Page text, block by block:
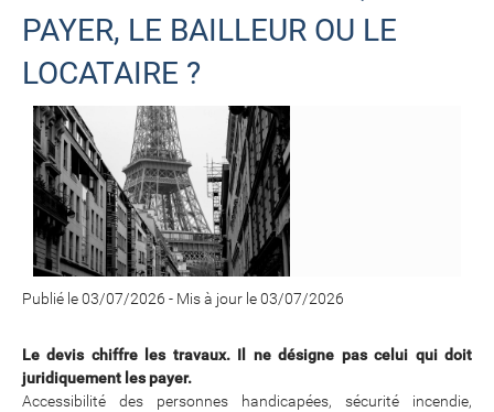
PAYER, LE BAILLEUR OU LE
LOCATAIRE ?
Publié le 03/07/2026 - Mis à jour le 03/07/2026
Le devis chiffre les travaux. Il ne désigne pas celui qui doit
juridiquement les payer.
Accessibilité des personnes handicapées, sécurité incendie,